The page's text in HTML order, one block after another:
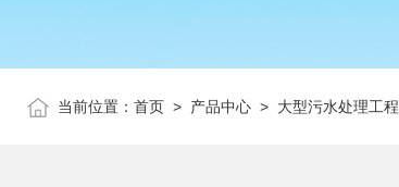
当前位置： 首页 > 产品中心 > 大型污水处理工程